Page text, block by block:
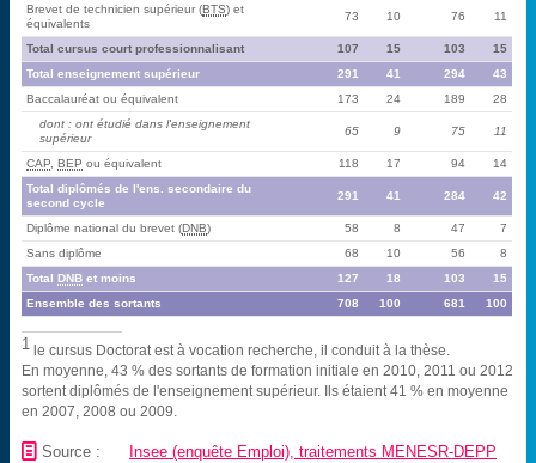
Brevet de technicien supérieur (BTS) et
équivalents
73 10 76 11
Total cursus court professionnalisant 107 15 103
15
Total enseignement supérieur
291 41 294
43
Baccalauréat ou équivalent
173 24 189
28
dont : ont étudié dans l'enseignement
supérieur
65 9 75 11
CAP ,BEP ou équivalent 118 17 94
14
Total diplômés de l'ens. secondaire du
second cycle
291 41 284 42
Diplôme national du brevet (DNB) 58 8 47
7
Sans diplôme
68 10 56
8
TotalDNB et moins 127 18 103
15
Ensemble des sortants
708 100 681 100
1 le cursus Doctorat est à vocation recherche, il conduit à la thèse.
En moyenne, 43 % des sortants de formation initiale en 2010, 2011 ou 2012
sortent diplômés de l'enseignement supérieur. Ils étaient 41 % en moyenne
en 2007, 2008 ou 2009.
📄 Source : Insee (enquête Emploi), traitements MENESR-DEPP